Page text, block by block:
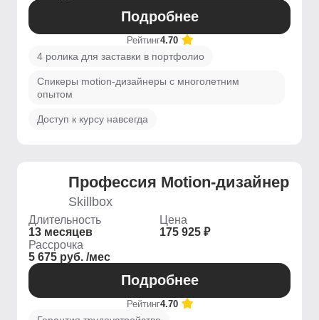
Подробнее
Рейтинг4.70
4 ролика для заставки в портфолио
Спикеры motion-дизайнеры с многолетним
опытом
Доступ к курсу навсегда
Профессия Motion-дизайнер
Skillbox
Длительность
13 месяцев
Цена
175 925 ₽
Рассрочка
5 675 руб. /мес
Подробнее
Рейтинг4.70